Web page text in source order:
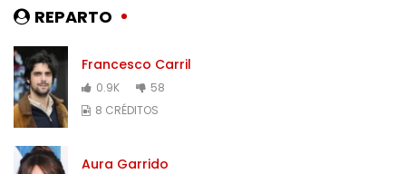
REPARTO
Francesco Carril
0.9K
58
8 CRÉDITOS
Aura Garrido